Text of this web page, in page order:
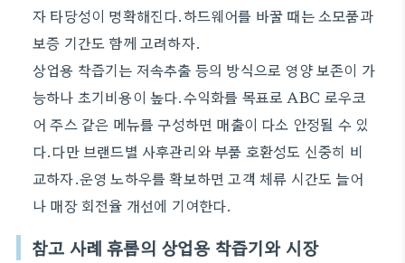
자 타당성이 명확해진다.하드웨어를 바꿀 때는 소모품과
보증 기간도 함께 고려하자.
상업용 착즙기는 저속추출 등의 방식으로 영양 보존이 가
능하나 초기비용이 높다.수익화를 목표로 ABC 로우코
어 주스 같은 메뉴를 구성하면 매출이 다소 안정될 수 있
다.다만 브랜드별 사후관리와 부품 호환성도 신중히 비
교하자.운영 노하우를 확보하면 고객 체류 시간도 늘어
나 매장 회전율 개선에 기여한다.
참고 사례 휴롬의 상업용 착즙기와 시장